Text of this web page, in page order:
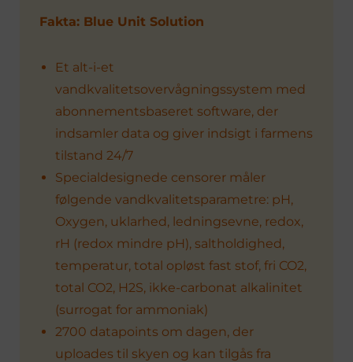
Fakta: Blue Unit Solution
Et alt-i-et
vandkvalitetsovervågningssystem med
abonnementsbaseret software, der
indsamler data og giver indsigt i farmens
tilstand 24/7
Specialdesignede censorer måler
følgende vandkvalitetsparametre: pH,
Oxygen, uklarhed, ledningsevne, redox,
rH (redox mindre pH), saltholdighed,
temperatur, total opløst fast stof, fri CO2,
total CO2, H2S, ikke-carbonat alkalinitet
(surrogat for ammoniak)
2700 datapoints om dagen, der
uploades til skyen og kan tilgås fra